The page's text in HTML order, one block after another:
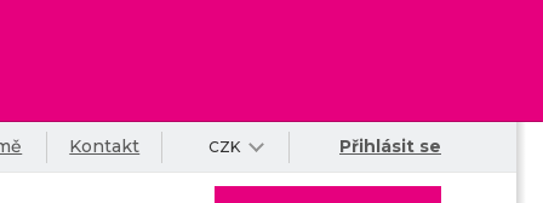
Kontakt CZK Přihlásit se